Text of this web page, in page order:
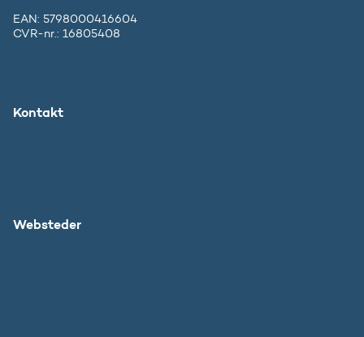
EAN: 5798000416604
CVR-nr.: 16805408
Kontakt
Websteder